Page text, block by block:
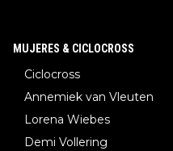
MUJERES & CICLOCROSS
Ciclocross
Annemiek van Vleuten
Lorena Wiebes
Demi Vollering